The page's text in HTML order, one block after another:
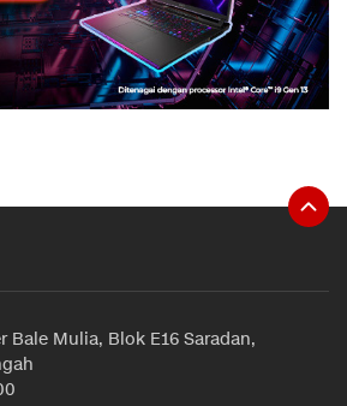
Bale Mulia, Blok E16 Saradan,